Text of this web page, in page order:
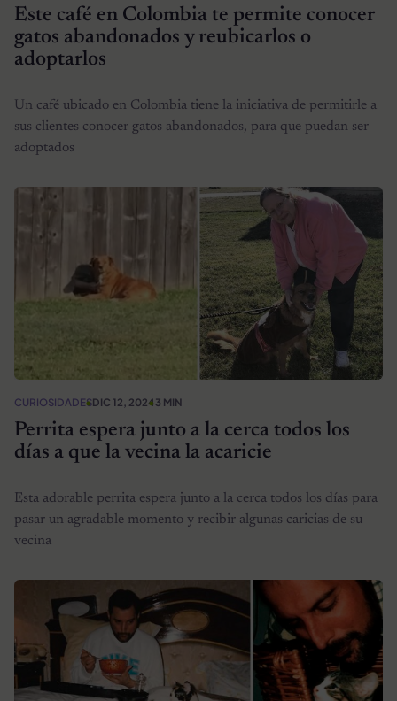
Este café en Colombia te permite conocer
gatos abandonados y reubicarlos o
adoptarlos
Un café ubicado en Colombia tiene la iniciativa de permitirle a
sus clientes conocer gatos abandonados, para que puedan ser
adoptados
CURIOSIDADESDIC 12, 20243 MIN
Perrita espera junto a la cerca todos los
días a que la vecina la acaricie
Esta adorable perrita espera junto a la cerca todos los días para
pasar un agradable momento y recibir algunas caricias de su
vecina